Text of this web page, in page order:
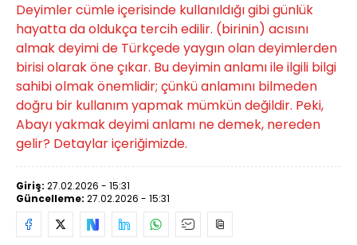
Deyimler cümle içerisinde kullanıldığı gibi günlük
hayatta da oldukça tercih edilir. (birinin) acısını
almak deyimi de Türkçede yaygın olan deyimlerden
birisi olarak öne çıkar. Bu deyimin anlamı ile ilgili bilgi
sahibi olmak önemlidir; çünkü anlamını bilmeden
doğru bir kullanım yapmak mümkün değildir. Peki,
Abayı yakmak deyimi anlamı ne demek, nereden
gelir? Detaylar içeriğimizde.
Giriş: 27.02.2026 - 15:31
Güncelleme: 27.02.2026 - 15:31